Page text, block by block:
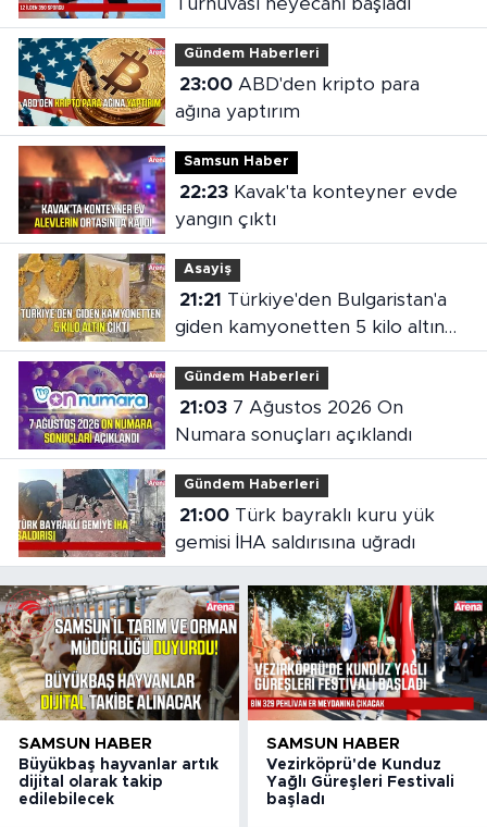
Turnuvası heyecanı başladı
Gündem Haberleri
23:00ABD'den kripto para
ağına yaptırım
Samsun Haber
22:23Kavak'ta konteyner evde
yangın çıktı
Asayiş
21:21
giden kamyonetten 5 kilo altın
çıktı
Gündem Haberleri
21:037 Ağustos 2026 On
Numara sonuçları açıklandı
Gündem Haberleri
21:00Türk bayraklı kuru yük
gemisi İHA saldırısına uğradı
SAMSUN HABER
Büyükbaş hayvanlar artık
dijital olarak takip
edilebilecek
SAMSUN HABER
Vezirköprü'de Kunduz
Yağlı Güreşleri Festivali
başladı